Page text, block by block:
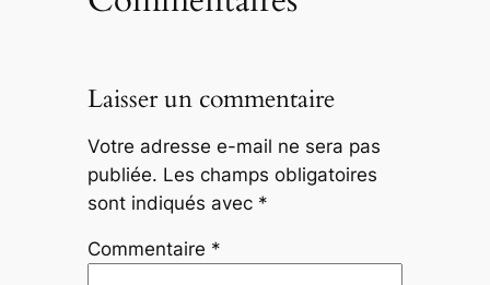
Laisser un commentaire
Votre adresse e-mail ne sera pas
publiée. Les champs obligatoires
sont indiqués avec *
Commentaire *